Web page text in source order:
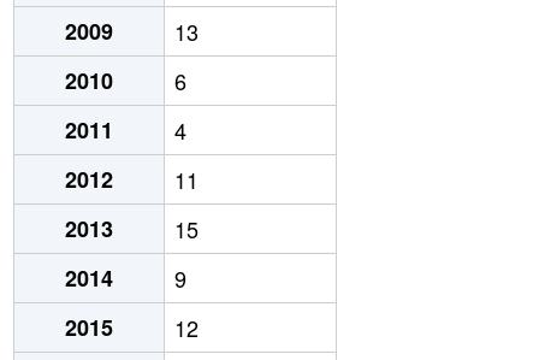
2009
13
2010
6
2011
4
2012
11
2013
15
2014
9
2015
12